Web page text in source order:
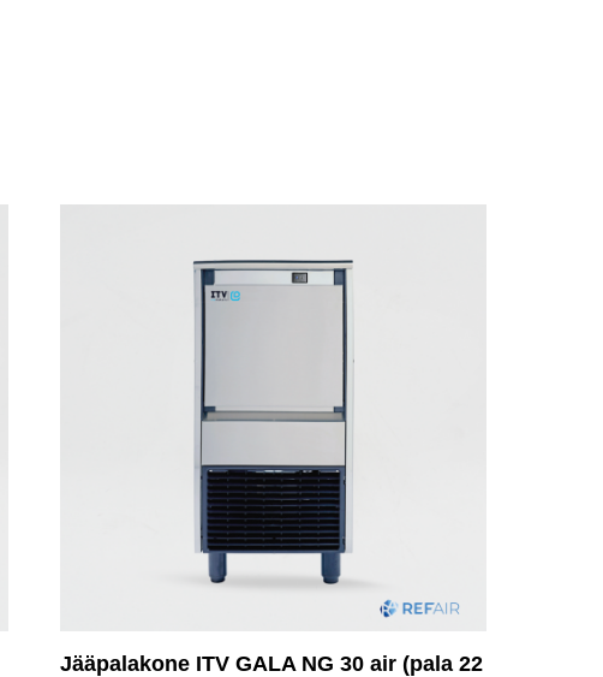
Jääpalakone ITV GALA NG 30 air (pala 22